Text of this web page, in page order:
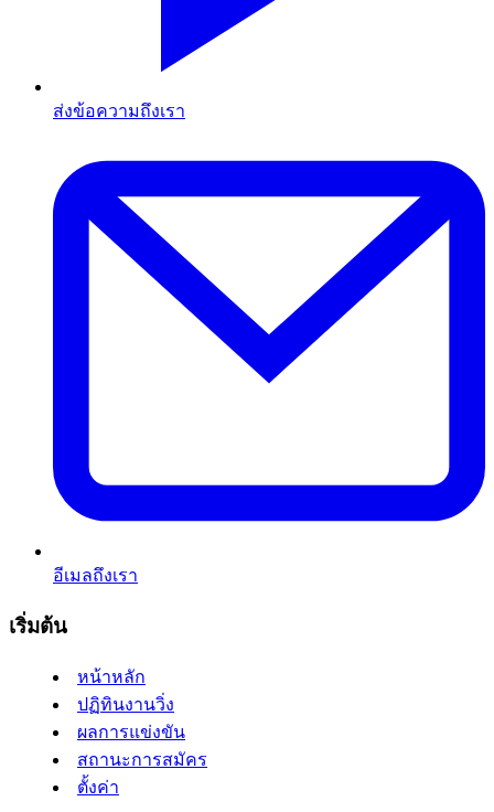
ส่งข้อความถึงเรา
อีเมลถึงเรา
เริ่มต้น
หน้าหลัก
ปฏิทินงานวิ่ง
ผลการแข่งขัน
สถานะการสมัคร
ตั้งค่า